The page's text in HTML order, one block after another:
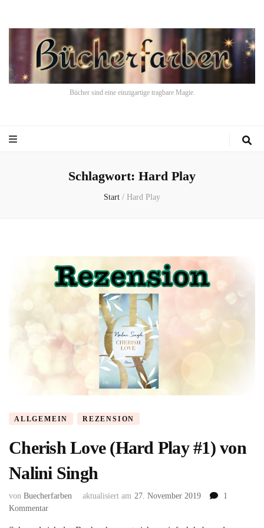
Bücher sind eine einzigartige tragbare Magie.
Schlagwort: Hard Play
Start / Hard Play
ALLGEMEIN REZENSION
Cherish Love (Hard Play #1) von
Nalini Singh
von Buecherfarben aktualisiert am 27. November 2019
1
Kommentarzu